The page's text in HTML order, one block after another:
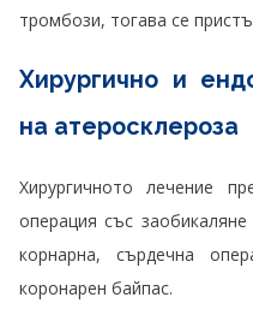
тромбози, тогава се
Хирургично и
на атеросклероза
Хирургичното лечение
операция със
корнарна, сърдечна
коронарен байпас.